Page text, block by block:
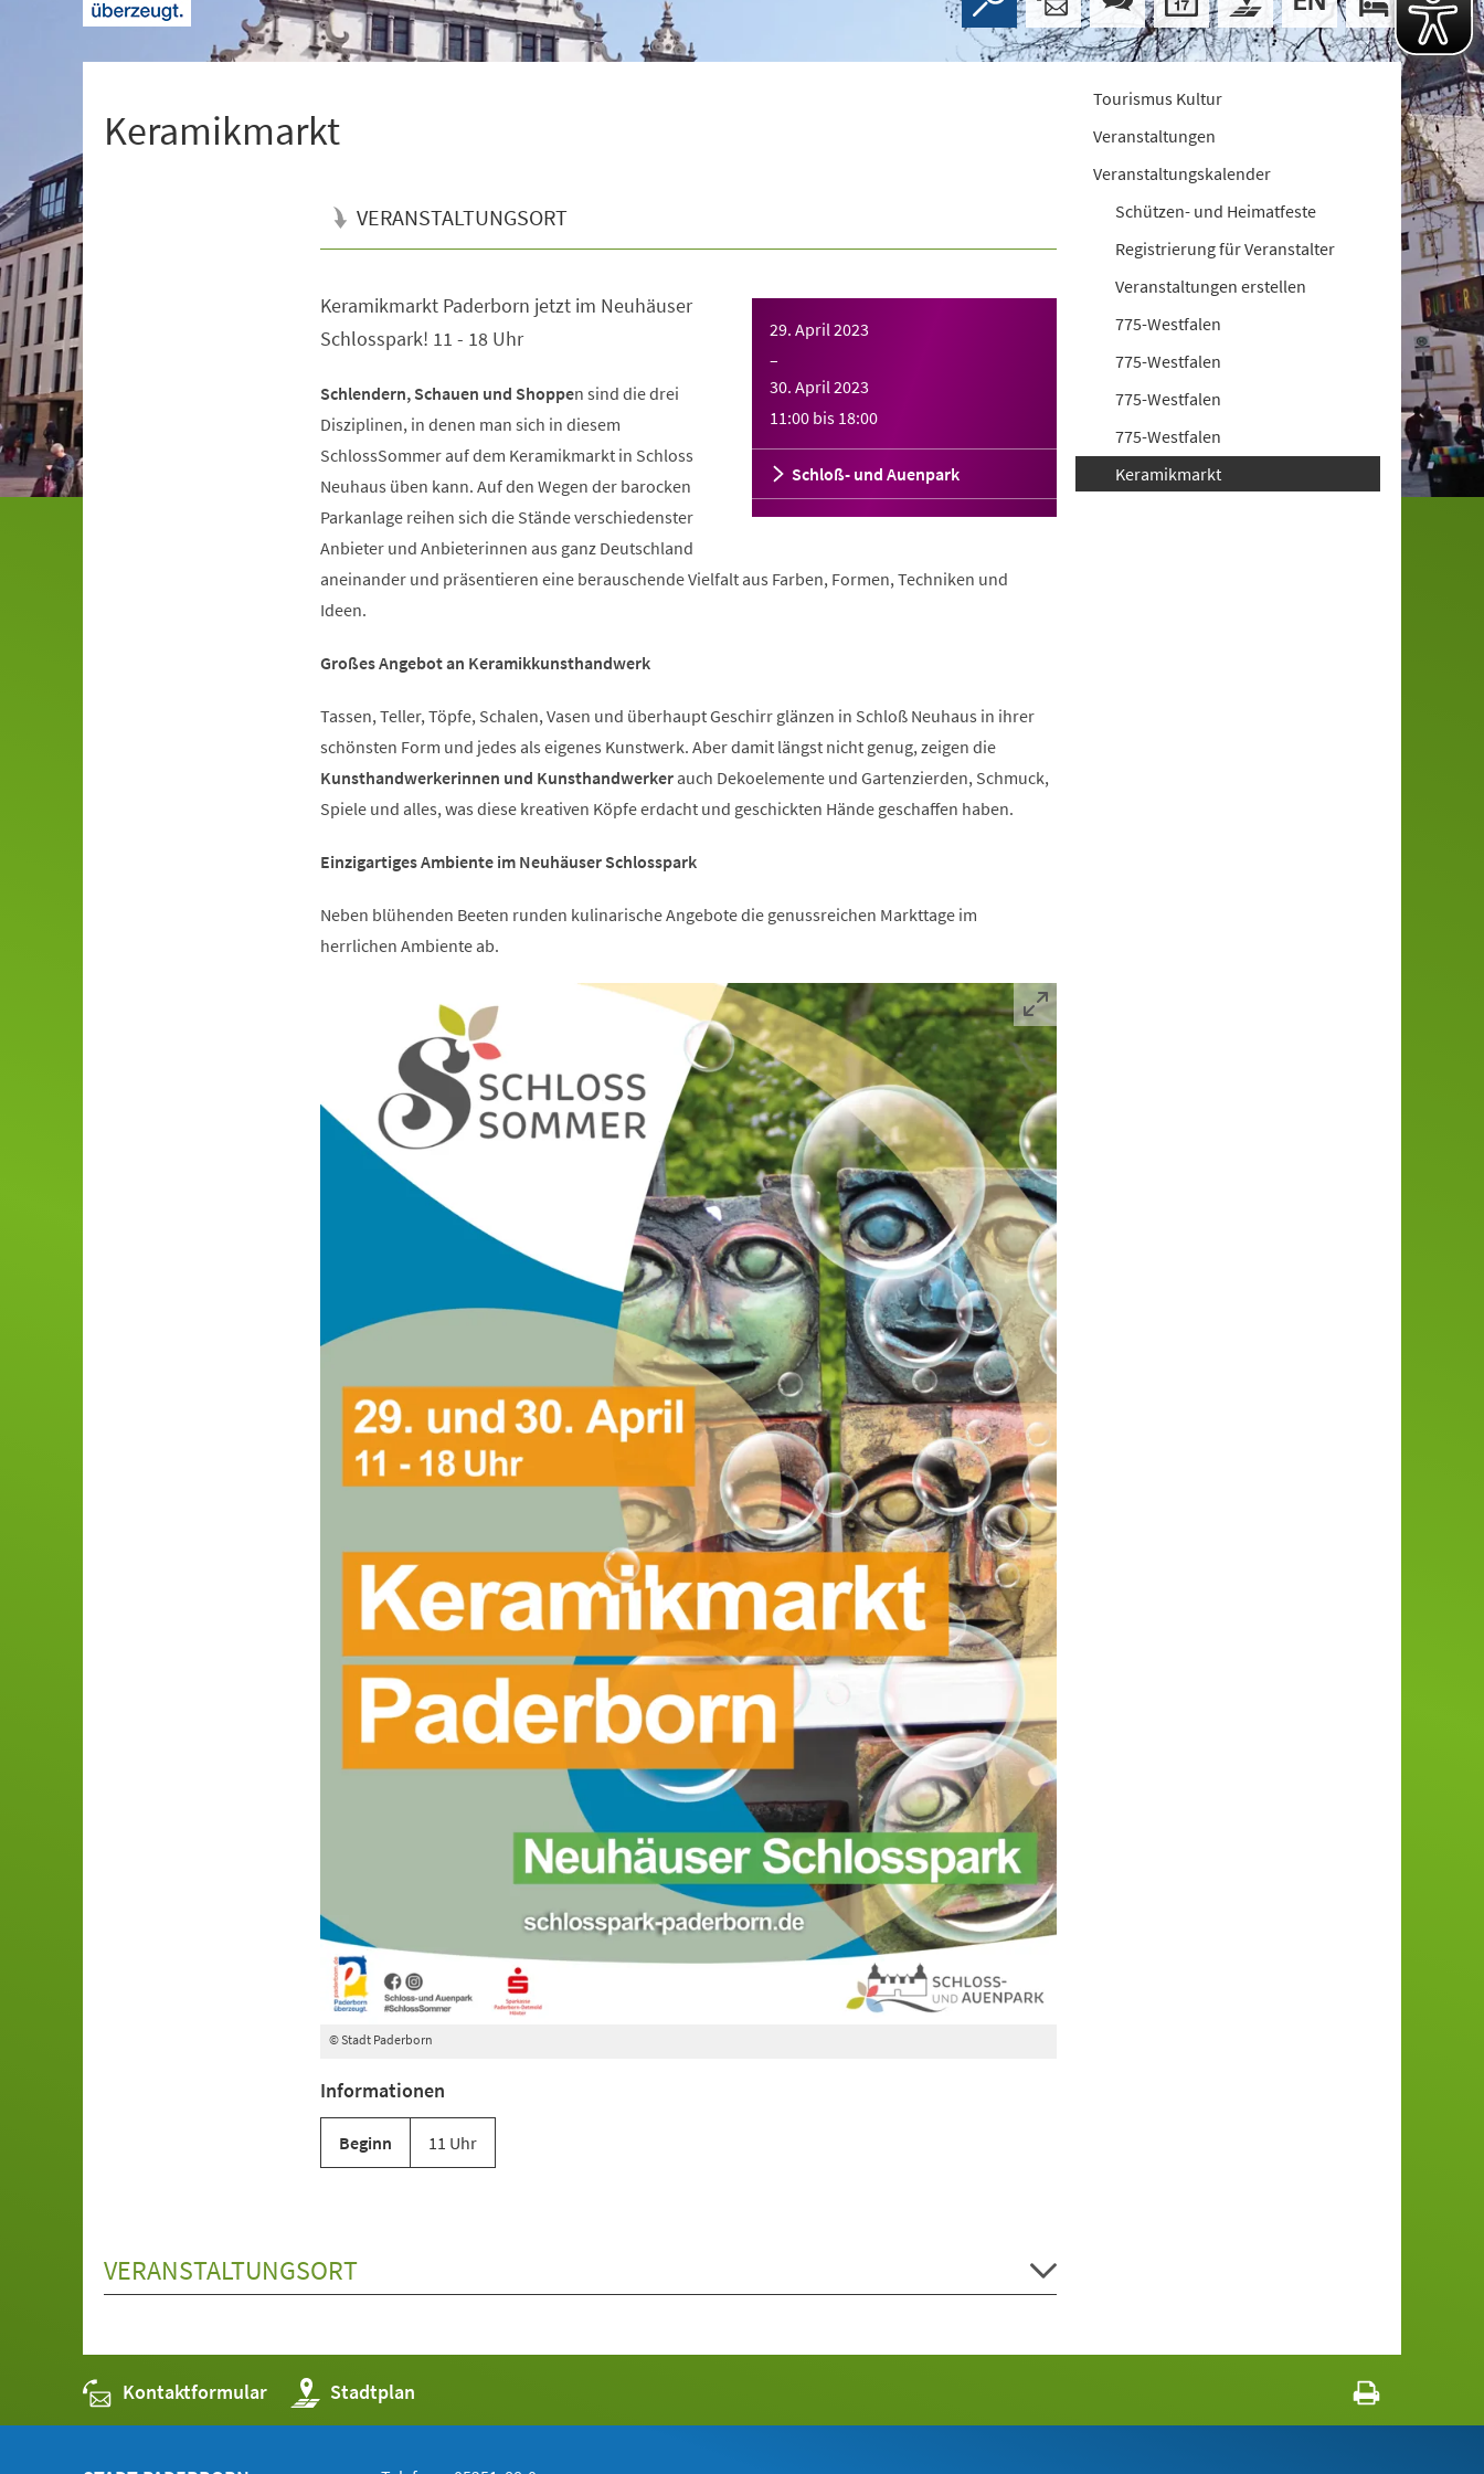
Keramikmarkt
VERANSTALTUNGSORT
29. April 2023
–
30. April 2023
11:00 bis 18:00
Schloß- und Auenpark
Keramikmarkt Paderborn jetzt im Neuhäuser
Schlosspark! 11 - 18 Uhr
Schlendern, Schauen und Shoppen sind die drei
Disziplinen, in denen man sich in diesem
SchlossSommer auf dem Keramikmarkt in Schloss
Neuhaus üben kann. Auf den Wegen der barocken
Parkanlage reihen sich die Stände verschiedenster
Anbieter und Anbieterinnen aus ganz Deutschland
aneinander und präsentieren eine berauschende Vielfalt aus Farben, Formen, Techniken und
Ideen.
Großes Angebot an Keramikkunsthandwerk
Tassen, Teller, Töpfe, Schalen, Vasen und überhaupt Geschirr glänzen in Schloß Neuhaus in ihrer
schönsten Form und jedes als eigenes Kunstwerk. Aber damit längst nicht genug, zeigen die
Kunsthandwerkerinnen und Kunsthandwerkerauch Dekoelemente und Gartenzierden, Schmuck,
Spiele und alles, was diese kreativen Köpfe erdacht und geschickten Hände geschaffen haben.
Einzigartiges Ambiente im Neuhäuser Schlosspark
Neben blühenden Beeten runden kulinarische Angebote die genussreichen Markttage im
herrlichen Ambiente ab.
© Stadt Paderborn
Informationen
Beginn 11 Uhr
VERANSTALTUNGSORT
Tourismus Kultur
Veranstaltungen
Veranstaltungskalender
Schützen- und Heimatfeste
Registrierung für Veranstalter
Veranstaltungen erstellen
775-Westfalen
775-Westfalen
775-Westfalen
775-Westfalen
Keramikmarkt
Kontaktformular Stadtplan
(Öffnet
in
einem